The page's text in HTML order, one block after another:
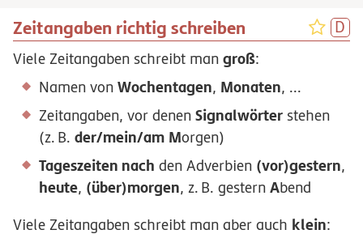
Zeitangaben richtig schreiben
Viele Zeitangaben schreibt man groß:
Namen von Wochentagen, Monaten, ...
Zeitangaben, vor denen Signalwörter stehen
(z. B. der/mein/am Morgen)
Tageszeiten nach den Adverbien (vor)gestern,
heute, (über)morgen, z. B. gesternAbend
Viele Zeitangaben schreibt man aber auch klein: